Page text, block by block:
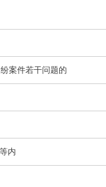
案件若干问题的
内